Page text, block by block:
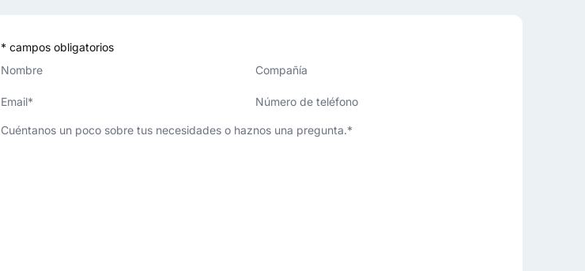
* campos obligatorios
Nombre
Compañía
Email
Número
teléfono
¿Cómo